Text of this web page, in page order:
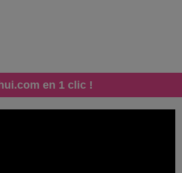
en 1 clic !